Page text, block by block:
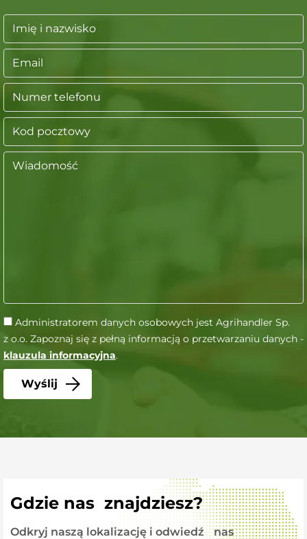
Administratorem danych osobowych jest Agrihandler Sp.
z o.o. Zapoznaj się z pełną informacją o przetwarzaniu danych -
klauzula informacyjna.
Gdzie nas znajdziesz?
Odkryj naszą lokalizację i odwiedź nas